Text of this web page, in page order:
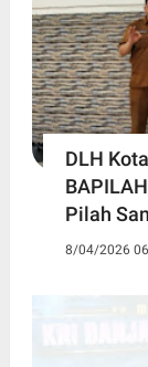
DLH
Pilah
8/04/2026